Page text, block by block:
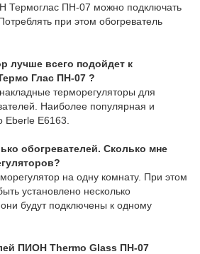
Термоглас ПН-07 можно подключать
при этом обогреватель
лучше всего подойдет к
Глас ПН-07 ?
терморегуляторы для
Наиболее популярная и
Eberle E6163.
обогревателей. Сколько мне
на одну комнату. При этом
установлено несколько
будут подключены к одному
ПИОН Thermo Glass ПН-07